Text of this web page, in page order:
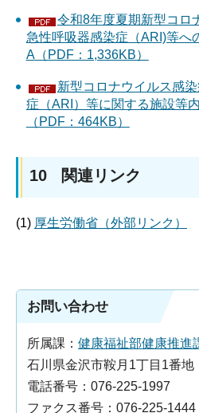
令和8年度夏期新型コロ
急性呼吸器感染症（ARI)等へ
A（PDF：1,336KB）
新型コロナウイルス感
症（ARI）等に関する施設等
（PDF：464KB）
10 関連リンク
(1) 厚生労働省（外部リンク）
お問い合わせ
所属課： 健康福祉部健康推進
石川県金沢市鞍月1丁目1番地
電話番号：076-225-1997
ファクス番号：076-225-1444